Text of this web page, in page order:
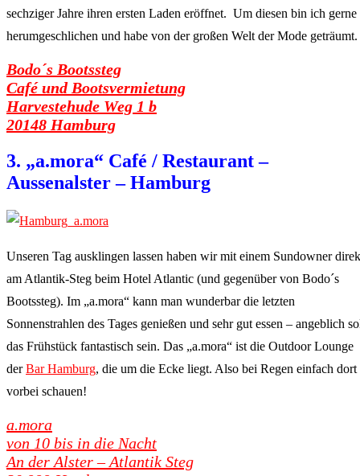
sechziger Jahre ihren ersten Laden eröffnet. Um diesen bin ich gerne
herumgeschlichen und habe von der großen Welt der Mode geträumt.
Bodo´s Bootssteg
Café und Bootsvermietung
Harvestehude Weg 1 b
20148 Hamburg
3. „a.mora“ Café / Restaurant –
Aussenalster – Hamburg
Unseren Tag ausklingen lassen haben wir mit einem Sundowner
am Atlantik-Steg beim Hotel Atlantic (und gegenüber von Bodo´s
Bootssteg). Im „a.mora“ kann man wunderbar die letzten
Sonnenstrahlen des Tages genießen und sehr gut essen – angeblich
das Frühstück fantastisch sein. Das „a.mora“ ist die Outdoor Lounge
derBar Hamburg, die um die Ecke liegt. Also bei Regen einfach dort
vorbei schauen!
a.mora
von 10 bis in die Nacht
An der Alster – Atlantik Steg